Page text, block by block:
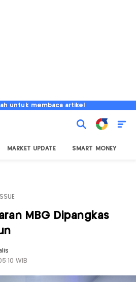
untuk membaca artikel
MARKET UPDATE SMART MONEY
MBG Dipangkas
WIB